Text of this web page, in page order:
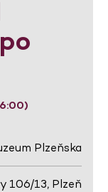
Plzeňska
106/13, Plzeň